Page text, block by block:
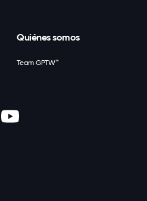
Quiénes somos
Team GPTW™